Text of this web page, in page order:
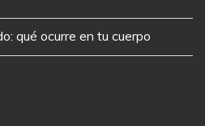
qué ocurre en tu cuerpo